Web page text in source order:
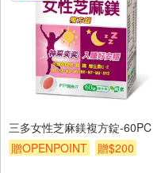
三多女性芝麻鎂複方錠-60PC
贈OPENPOINT
贈$200